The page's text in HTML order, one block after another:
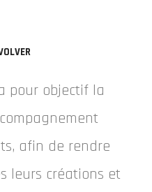
pour objectif la
afin de rendre
leurs créations et